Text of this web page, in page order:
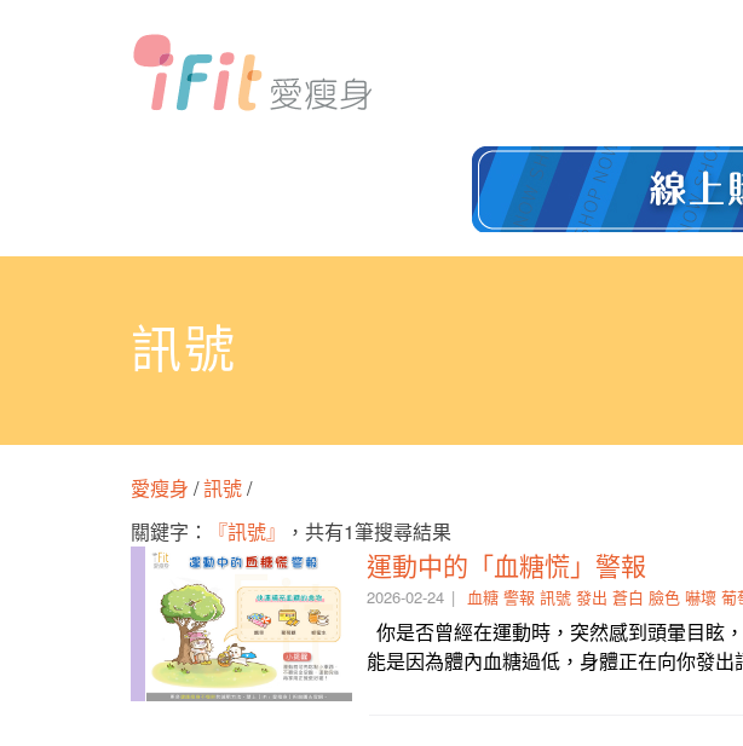
訊號
愛瘦身 /訊號/
關鍵字：
『訊號』 ，共有1筆搜尋結果
運動中的「血糖慌」警報
2026-02-24 血糖 警報 訊號 發出 蒼白 臉色 嚇壞 葡
你是否曾經在運動時，突然感到頭暈目眩
能是因為體內血糖過低，身體正在向你發